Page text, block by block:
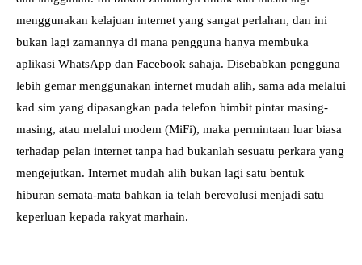
menggunakan kelajuan internet yang sangat perlahan, dan ini
bukan lagi zamannya di mana pengguna hanya membuka
aplikasi WhatsApp dan Facebook sahaja. Disebabkan pengguna
lebih gemar menggunakan internet mudah alih, sama ada melalui
kad sim yang dipasangkan pada telefon bimbit pintar masing-
masing, atau melalui modem (MiFi), maka permintaan luar biasa
terhadap pelan internet tanpa had bukanlah sesuatu perkara yang
mengejutkan. Internet mudah alih bukan lagi satu bentuk
hiburan semata-mata bahkan ia telah berevolusi menjadi satu
keperluan kepada rakyat marhain.